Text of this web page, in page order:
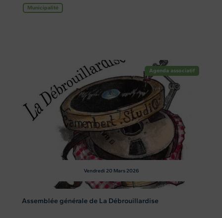
Municipalité
Agenda associatif
Vendredi 20 Mars 2026
Assemblée générale de La Débrouillardise